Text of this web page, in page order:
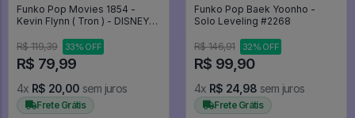
Funko Pop Movies 1854 -
Kevin Flynn ( Tron ) - DISNEY
R$ 119,39
33% OFF
R$ 79,99
4x R$ 20,00 sem juros
Frete Grátis
Funko Pop Baek Yoonho -
Solo Leveling #2268
R$ 146,91 32% OFF
R$ 99,90
4x R$ 24,98 sem juros
Frete Grátis